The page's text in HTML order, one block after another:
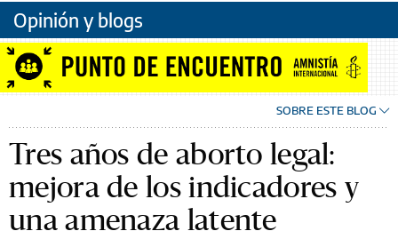
Opinión y blogs
SOBRE ESTE BLOG
Tres años de aborto legal:
mejora de los indicadores y
una amenaza latente